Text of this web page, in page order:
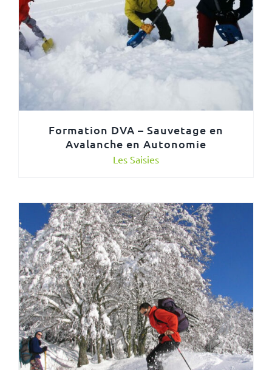
Formation DVA – Sauvetage en
Avalanche en Autonomie
Les Saisies